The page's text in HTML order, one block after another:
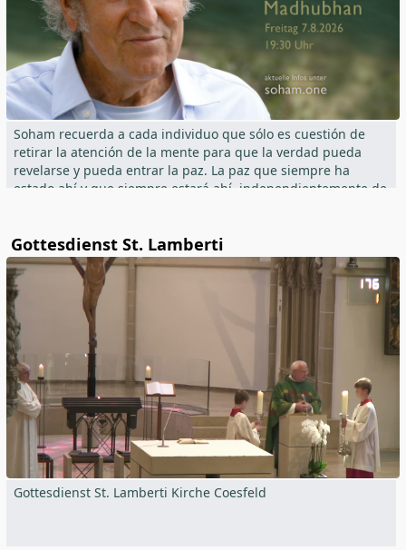
Soham recuerda a cada individuo que sólo es cuestión de
retirar la atención de la mente para que la verdad pueda
revelarse y pueda entrar la paz. La paz que siempre ha
estado ahí y que siempre estará ahí, independientemente de
Soham muestra en el Satsang cómo hacerlo sin esfuerzo y
sin complicaciones.
Para más información:
Gottesdienst St. Lamberti
Gottesdienst St. Lamberti Kirche Coesfeld